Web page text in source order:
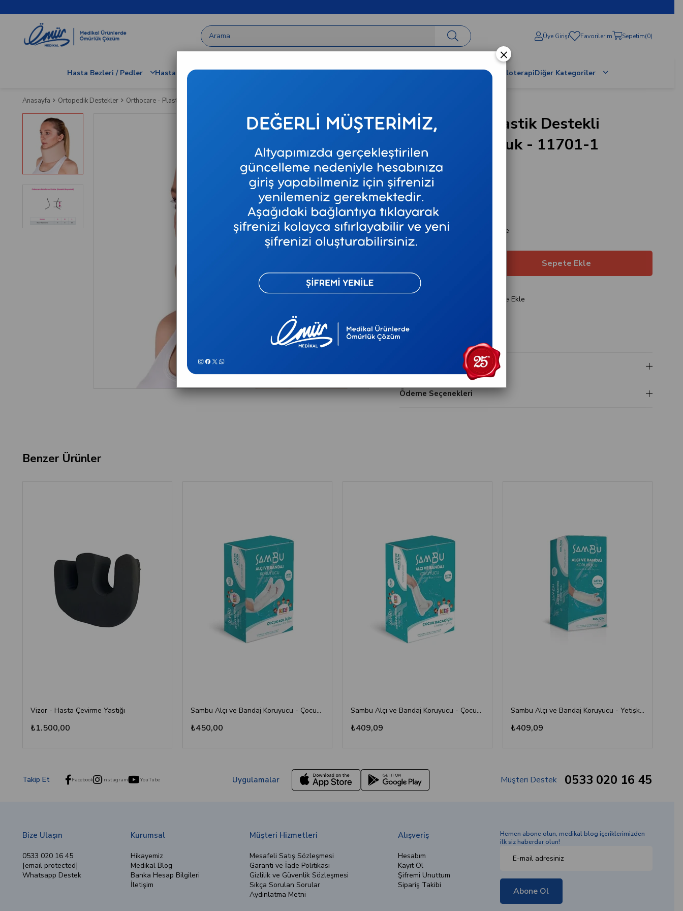
Üye Girişi Favorilerim Sepetim 0
Hasta Bezleri / Pedler Hastane / Klinik Demirbaşlar Tıbbi Cihazlar Tıbbi Sarf Varis Çorapları Neural Terapi / ProloterapiDiğer Kategoriler
Anasayfa Ortopedik Destekler Orthocare - Plastik Destekli Sünger Boyunluk - 11701-1
Orthocare - Plastik Destekli
Sünger Boyunluk - 11701-1
Stok Kodu
11701-1
Marka : Orthocare
₺970,34
₺128,59 `den başlayan taksitlerle
Favorilere Ekle
Ödeme Seçenekleri
Benzer Ürünler
Vizor - Hasta Çevirme Yastığı
₺1.500,00
Sambu Alçı ve Bandaj Koruyucu - Çocuk Kol
₺450,00
Sambu Alçı ve Bandaj Koruyucu - Çocuk Bacak
₺409,09
Sambu Alçı ve Bandaj Koruyucu - Yetişkin Kol
₺409,09
Takip Et Facebook Instagram YouTube Uygulamalar Müşteri Destek 0533 020 16 45
Bize Ulaşın
0533 020 16 45
[email protected]
Whatsapp Destek
Kurumsal
Hikayemiz
Medikal Blog
Banka Hesap Bilgileri
İletişim
Müşteri Hizmetleri
Mesafeli Satış Sözleşmesi
Garanti ve İade Politikası
Gizlilik ve Güvenlik Sözleşmesi
Sıkça Sorulan Sorular
Aydınlatma Metni
Alışveriş
Hesabım
Kayıt Ol
Şifremi Unuttum
Sipariş Takibi
Hemen abone olun, medikal blog içeriklerimizden
ilk siz haberdar olun!
Abone Ol
×